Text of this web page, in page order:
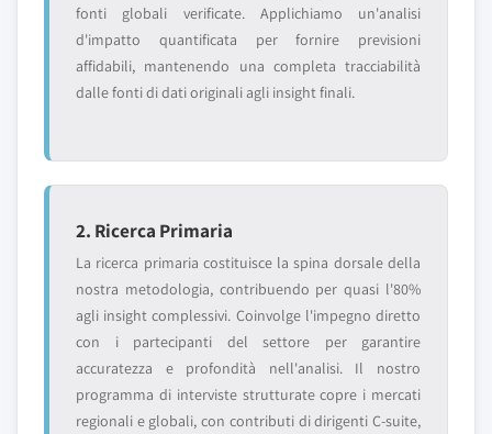
fonti globali verificate. Applichiamo un'analisi
d'impatto quantificata per fornire previsioni
affidabili, mantenendo una completa tracciabilità
dalle fonti di dati originali agli insight finali.
2. Ricerca Primaria
La ricerca primaria costituisce la spina dorsale della
nostra metodologia, contribuendo per quasi l'80%
agli insight complessivi. Coinvolge l'impegno diretto
con i partecipanti del settore per garantire
accuratezza e profondità nell'analisi. Il nostro
programma di interviste strutturate copre i mercati
regionali e globali, con contributi di dirigenti C-suite,